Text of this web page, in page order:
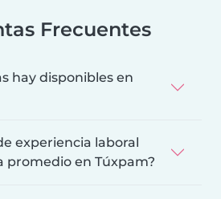
Frecuentes
hay disponibles en
experiencia laboral
promedio en Túxpam?